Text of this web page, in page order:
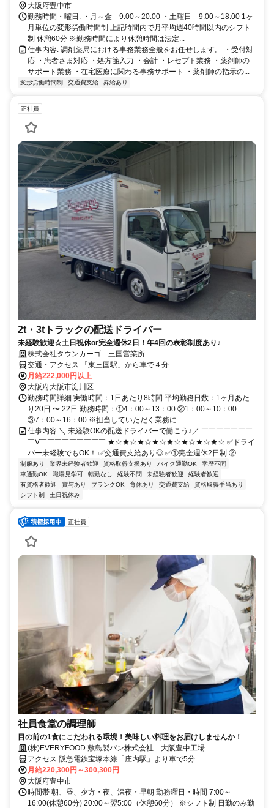
大阪府豊中市
勤務時間・曜日: ・月～金 9:00～20:00 ・土曜日 9:00～18:00 1ヶ
月単位の変形労働時間制 上記時間内で月平均週40時間以内のシフト
制 休憩60分 ※勤務時間により休憩時間は法定...
仕事内容: 調剤薬局における事務業務全般をお任せします。 ・受付対
応 ・患者さま対応 ・処方箋入力 ・会計 ・レセプト業務 ・薬剤師の
サポート業務 ・在宅医療に関わる事務サポート ・薬剤師の指示の...
変形労働時間制 交通費支給 昇給あり
正社員
2t・3tトラックの配送ドライバー
未経験歓迎☆土日祝休or完全週休2日！年4回の表彰制度あり♪
株式会社タウンカーゴ 三国営業所
交通・アクセス 「東三国駅」から車で４分
月給222,000円以上
大阪府大阪市淀川区
勤務時間詳細 実働時間：1日あたり8時間 平均勤務日数：1ヶ月あた
り20日 〜 22日 勤務時間：①4：00～13：00 ②1：00～10：00
③7：00～16：00 ※担当していただく業務に...
仕事内容 ＼ 未経験OKの配送ドライバーで働こう♪／ ￣￣￣￣￣￣￣
￣V￣￣￣￣￣￣￣￣￣ ★☆★☆★☆★☆★☆★☆★☆★☆ ✅ドライ
バー未経験でもOK！ ✅交通費支給あり◎ ✅①完全週休2日制 ②...
制服あり 業界未経験者歓迎 資格取得支援あり バイク通勤OK
学歴不問
車通勤OK
職場見学可 転勤なし 経験不問 未経験者歓迎
経験者歓迎
有資格者歓迎
賞与あり ブランクOK 育休あり 交通費支給
資格取得手当あり
シフト制
土日祝休み
正社員
社員食堂の調理師
目の前の1食にこだわれる環境！美味しい料理をお届けしませんか！
(株)EVERYFOOD 敷島製パン株式会社 大阪豊中工場
アクセス 阪急電鉄宝塚本線「庄内駅」より車で5分
月給220,300円～300,300円
大阪府豊中市
時間帯 朝、昼、夕方・夜、深夜・早朝 勤務曜日・時間 7:00～
16:00(休憩60分) 20:00～翌5:00（休憩60分） ※シフト制 日勤のみ勤